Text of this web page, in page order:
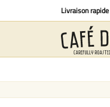
Livraison rapide